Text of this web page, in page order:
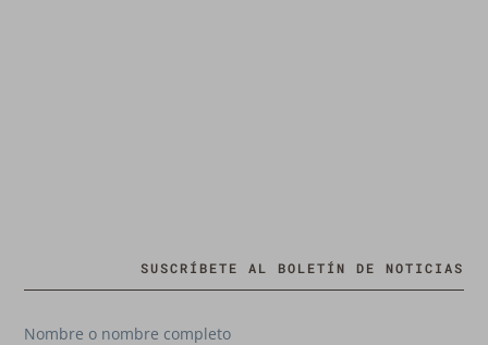
SUSCRÍBETE AL BOLETÍN DE NOTICIAS
Nombre o nombre completo